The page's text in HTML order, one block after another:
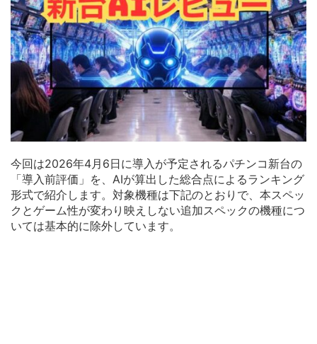
今回は2026年4月6日に導入が予定されるパチンコ新台の
「導入前評価」を、AIが算出した総合点によるランキング
形式で紹介します。対象機種は下記のとおりで、本スペッ
クとゲーム性が変わり映えしない追加スペックの機種につ
いては基本的に除外しています。